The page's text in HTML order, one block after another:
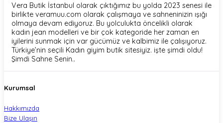
Vera Butik İstanbul olarak çıktığımız bu yolda 2023 senesi ile
birlikte veramuu.com olarak çalışmaya ve sahneninizin ışığı
olmaya devam ediyoruz. Bu yolculukta öncelikli olarak
kadın jean modelleri ve bir çok kategoride her zaman en
iyilerini sunmak için var gücümüz ve kalbimiz ile çalışıyoruz.
Türkiye’nin seçili Kadın giyim butik sitesiyiz. işte şimdi oldu!
Şimdi Sahne Senin..
Kurumsal
Hakkımızda
Bize Ulaşın